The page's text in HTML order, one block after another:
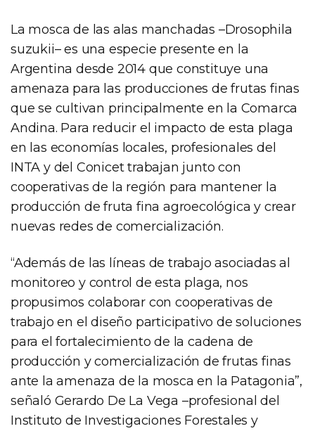
La mosca de las alas manchadas –Drosophila
suzukii– es una especie presente en la
Argentina desde 2014 que constituye una
amenaza para las producciones de frutas finas
que se cultivan principalmente en la Comarca
Andina. Para reducir el impacto de esta plaga
en las economías locales, profesionales del
INTA y del Conicet trabajan junto con
cooperativas de la región para mantener la
producción de fruta fina agroecológica y crear
nuevas redes de comercialización.
“Además de las líneas de trabajo asociadas al
monitoreo y control de esta plaga, nos
propusimos colaborar con cooperativas de
trabajo en el diseño participativo de soluciones
para el fortalecimiento de la cadena de
producción y comercialización de frutas finas
ante la amenaza de la mosca en la Patagonia”,
señaló Gerardo De La Vega –profesional del
Instituto de Investigaciones Forestales y